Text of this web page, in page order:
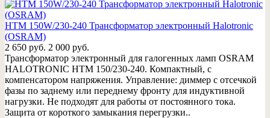
HTM 150W/230-240 Трансформатор электронный Halotronic
(OSRAM)
2 650 руб. 2 000 руб.
Трансформатор электронный для галогенных ламп OSRAM
HALOTRONIC HTM 150/230-240. Компактный, с
компенсатором напряжения. Управление: диммер с отсечкой
фазы по заднему или переднему фронту для индуктивной
нагрузки. Не подходят для работы от постоянного тока.
Защита от короткого замыкания перегрузки..